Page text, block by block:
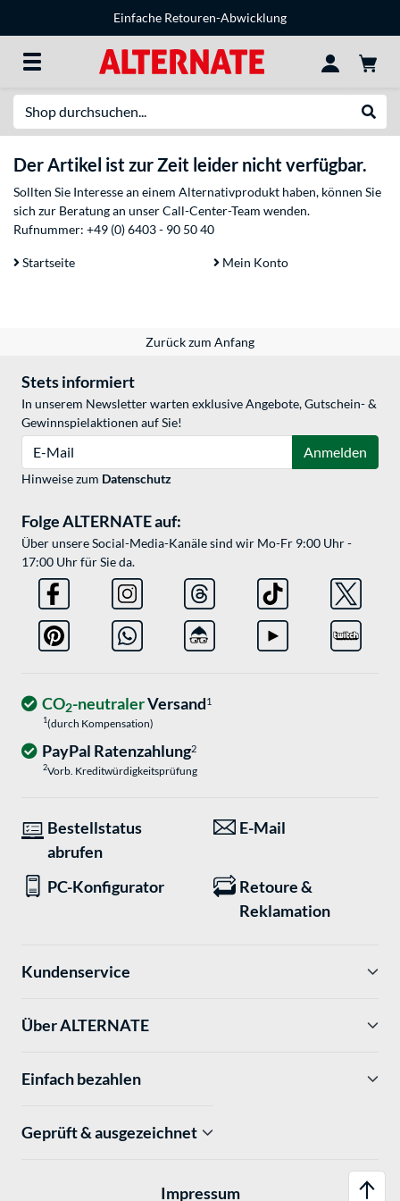
Einfache Retouren-Abwicklung
Der Artikel ist zur Zeit leider nicht verfügbar.
Sollten Sie Interesse an einem Alternativprodukt haben, können Sie
sich zur Beratung an unser Call-Center-Team wenden.
Rufnummer: +49 (0) 6403 - 90 50 40
Startseite Mein Konto
Zurück zum Anfang
Stets informiert
In unserem Newsletter warten exklusive Angebote, Gutschein- &
Gewinnspielaktionen auf Sie!
Anmelden
Hinweise zum Datenschutz
Folge ALTERNATE auf:
Über unsere Social-Media-Kanäle sind wir Mo-Fr 9:00 Uhr -
17:00 Uhr für Sie da.
CO2-neutralerVersand1
1(durch Kompensation)
PayPal Ratenzahlung2
2Vorb. Kreditwürdigkeitsprüfung
Bestellstatus
abrufen
E-Mail
PC-Konfigurator
Retoure &
Reklamation
Kundenservice
Über ALTERNATE
Einfach bezahlen
Geprüft & ausgezeichnet
Impressum